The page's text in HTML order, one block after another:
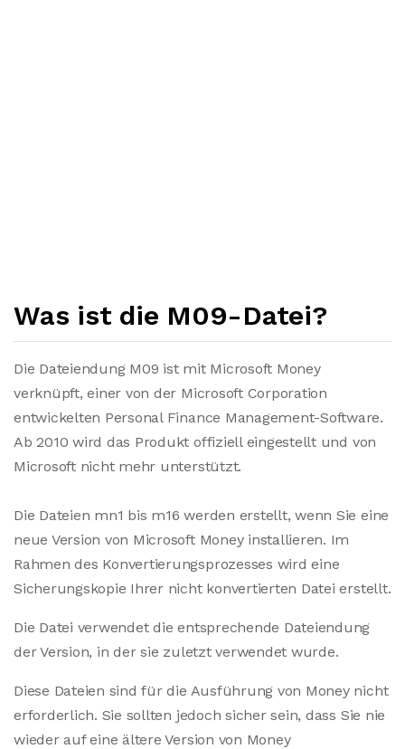
Was ist die M09-Datei?
Die Dateiendung M09 ist mit Microsoft Money
verknüpft, einer von der Microsoft Corporation
entwickelten Personal Finance Management-Software.
Ab 2010 wird das Produkt offiziell eingestellt und von
Microsoft nicht mehr unterstützt.
Die Dateien mn1 bis m16 werden erstellt, wenn Sie eine
neue Version von Microsoft Money installieren. Im
Rahmen des Konvertierungsprozesses wird eine
Sicherungskopie Ihrer nicht konvertierten Datei erstellt.
Die Datei verwendet die entsprechende Dateiendung
der Version, in der sie zuletzt verwendet wurde.
Diese Dateien sind für die Ausführung von Money nicht
erforderlich. Sie sollten jedoch sicher sein, dass Sie nie
wieder auf eine ältere Version von Money